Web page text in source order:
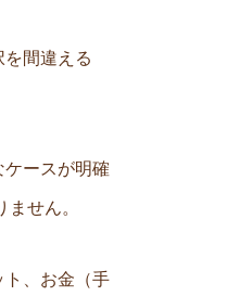
間違える
ースが明確
せん。
ト、お金（手